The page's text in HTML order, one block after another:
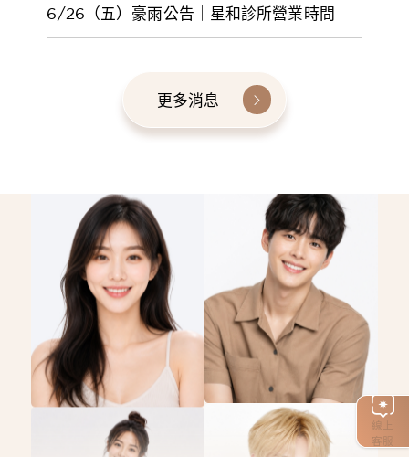
線上
客服
6/26（五）豪雨公告｜星和診所營業時間
更多消息